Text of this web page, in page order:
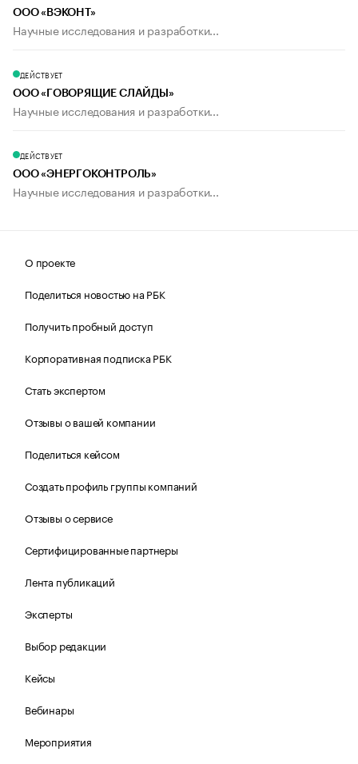
ООО «ВЭКОНТ»
Научные исследования и разработки...
ДЕЙСТВУЕТ
ООО «ГОВОРЯЩИЕ СЛАЙДЫ»
Научные исследования и разработки...
ДЕЙСТВУЕТ
ООО «ЭНЕРГОКОНТРОЛЬ»
Научные исследования и разработки...
О проекте
Поделиться новостью на РБК
Получить пробный доступ
Корпоративная подписка РБК
Стать экспертом
Отзывы о вашей компании
Поделиться кейсом
Создать профиль группы компаний
Отзывы о сервисе
Сертифицированные партнеры
Лента публикаций
Эксперты
Выбор редакции
Кейсы
Вебинары
Мероприятия